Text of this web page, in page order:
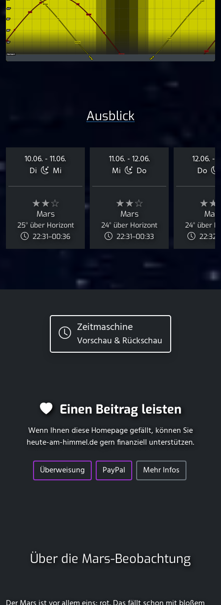
Ausblick
10.06. - 11.06.
Di
Mi
★★☆
Mars
25° über Horizont
22:31–00:36
11.06. - 12.06.
Mi
Do
★★☆
Mars
24° über Horizont
22:31–00:33
12.06. -
Do
24° über
Zeitmaschine
Vorschau & Rückschau
Einen Beitrag leisten
Wenn Ihnen diese Homepage gefällt, können Sie
heute-am-himmel.degern finanziell unterstützen.
Überweisung PayPal Mehr Infos
Über die Mars-Beobachtung